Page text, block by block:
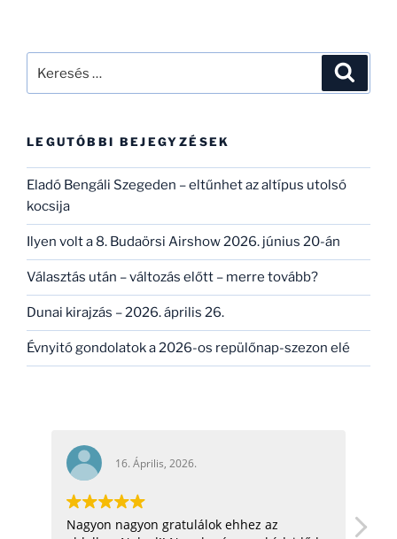
LEGUTÓBBI BEJEGYZÉSEK
Eladó Bengáli Szegeden – eltűnhet az altípus utolsó
kocsija
Ilyen volt a 8. Budaörsi Airshow 2026. június 20-án
Választás után – változás előtt – merre tovább?
Dunai kirajzás – 2026. április 26.
Évnyitó gondolatok a 2026-os repülőnap-szezon elé
16. Április, 2026.
Nagyon nagyon gratulálok ehhez az
hello!